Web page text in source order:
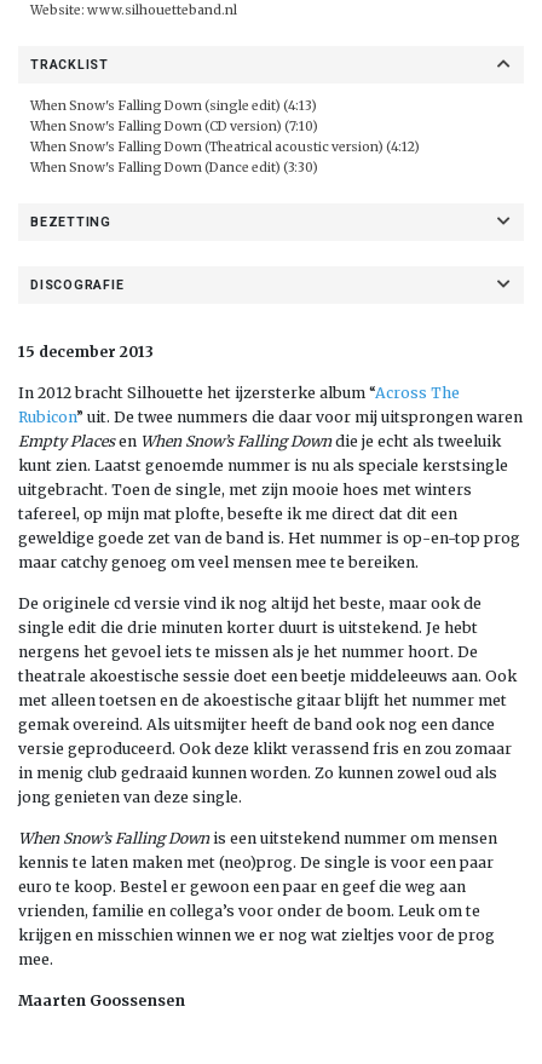
Website: www.silhouetteband.nl
TRACKLIST
When Snow's Falling Down (single edit) (4:13)
When Snow's Falling Down (CD version) (7:10)
When Snow's Falling Down (Theatrical acoustic version) (4:12)
When Snow's Falling Down (Dance edit) (3:30)
BEZETTING
DISCOGRAFIE
15 december 2013
In 2012 bracht Silhouette het ijzersterke album “Across The
Rubicon” uit. De twee nummers die daar voor mij uitsprongen waren
Empty Placesen When Snow’s Falling Downdie je echt als tweeluik
kunt zien. Laatst genoemde nummer is nu als speciale kerstsingle
uitgebracht. Toen de single, met zijn mooie hoes met winters
tafereel, op mijn mat plofte, besefte ik me direct dat dit een
geweldige goede zet van de band is. Het nummer is op-en-top prog
maar catchy genoeg om veel mensen mee te bereiken.
De originele cd versie vind ik nog altijd het beste, maar ook de
single edit die drie minuten korter duurt is uitstekend. Je hebt
nergens het gevoel iets te missen als je het nummer hoort. De
theatrale akoestische sessie doet een beetje middeleeuws aan. Ook
met alleen toetsen en de akoestische gitaar blijft het nummer met
gemak overeind. Als uitsmijter heeft de band ook nog een dance
versie geproduceerd. Ook deze klikt verassend fris en zou zomaar
in menig club gedraaid kunnen worden. Zo kunnen zowel oud als
jong genieten van deze single.
When Snow’s Falling Downis een uitstekend nummer om mensen
kennis te laten maken met (neo)prog. De single is voor een paar
euro te koop. Bestel er gewoon een paar en geef die weg aan
vrienden, familie en collega’s voor onder de boom. Leuk om te
krijgen en misschien winnen we er nog wat zieltjes voor de prog
mee.
Maarten Goossensen